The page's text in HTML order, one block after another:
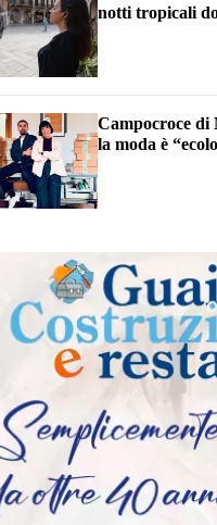
notti tropicali
Campocroce di
la moda è